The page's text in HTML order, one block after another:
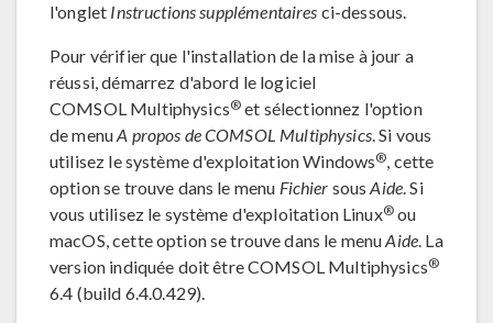
l'onglet Instructions supplémentaires ci-dessous.
Pour vérifier que l'installation de la mise à jour a
réussi, démarrez d'abord le logiciel
COMSOL Multiphysics® et sélectionnez l'option
de menuA propos de COMSOL Multiphysics. Si vous
utilisez le système d'exploitation Windows®, cette
option se trouve dans le menu Fichier sousAide. Si
vous utilisez le système d'exploitation Linux®ou
macOS, cette option se trouve dans le menuAide. La
version indiquée doit être COMSOL Multiphysics®
6.4 (build 6.4.0.429).